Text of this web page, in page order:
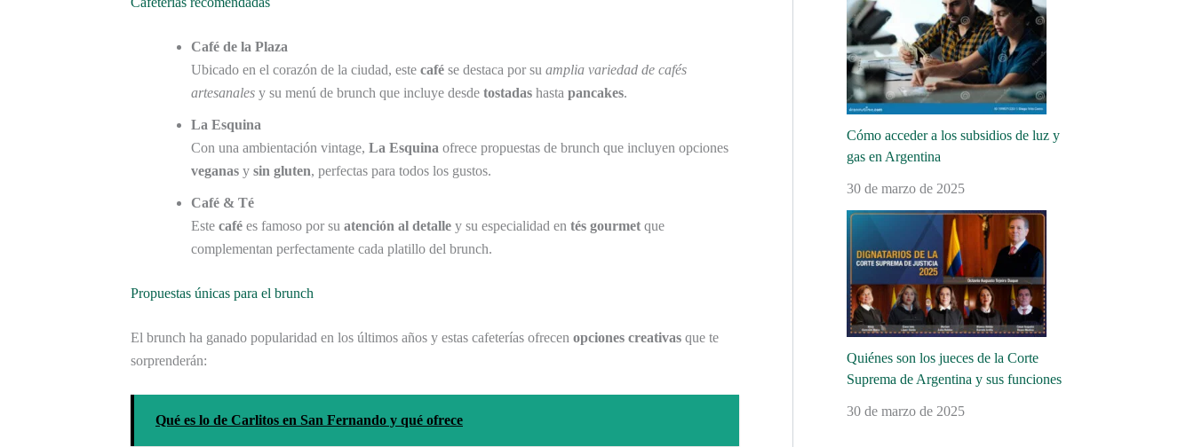
Café de la Plaza
Ubicado en el corazón de la ciudad, este café se destaca por su amplia variedad de cafés
artesanales y su menú de brunch que incluye desde tostadas hasta pancakes.
La Esquina
Con una ambientación vintage, La Esquina ofrece propuestas de brunch que incluyen opciones
veganas y sin gluten, perfectas para todos los gustos.
Café & Té
Este café es famoso por su atención al detalle y su especialidad en tés gourmet que
complementan perfectamente cada platillo del brunch.
Propuestas únicas para el brunch
El brunch ha ganado popularidad en los últimos años y estas cafeterías ofrecen opciones creativas que te
sorprenderán:
Qué es lo de Carlitos en San Fernando y qué ofrece
Cómo acceder a los subsidios de luz y
gas en Argentina
30 de marzo de 2025
Quiénes son los jueces de la Corte
Suprema de Argentina y sus funciones
30 de marzo de 2025